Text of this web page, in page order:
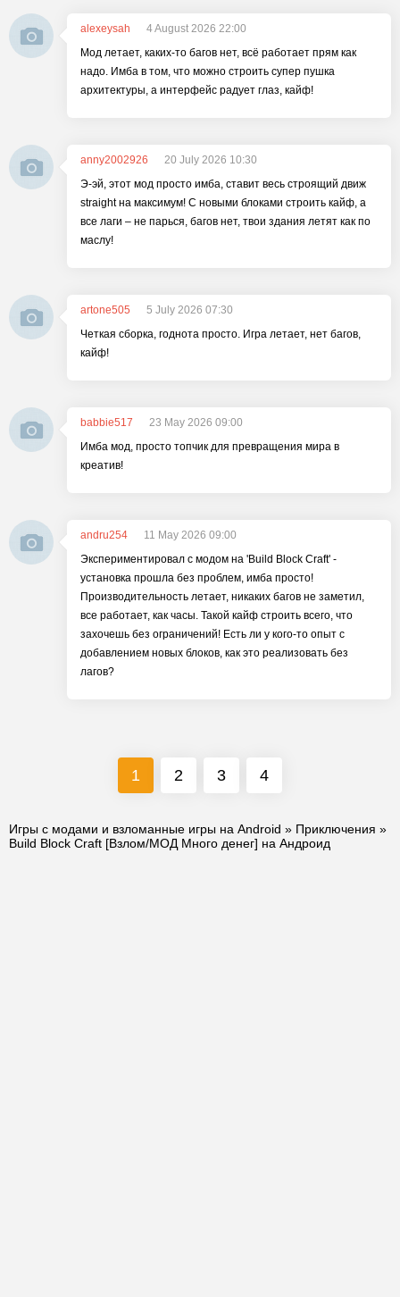
alexeysah
4 August 2026 22:00
Мод летает, каких-то багов нет, всё работает прям как
надо. Имба в том, что можно строить супер пушка
архитектуры, а интерфейс радует глаз, кайф!
anny2002926
20 July 2026 10:30
Э-эй, этот мод просто имба, ставит весь строящий движ
straight на максимум! С новыми блоками строить кайф, а
все лаги – не парься, багов нет, твои здания летят как по
маслу!
artone505
5 July 2026 07:30
Четкая сборка, годнота просто. Игра летает, нет багов,
кайф!
babbie517
23 May 2026 09:00
Имба мод, просто топчик для превращения мира в
креатив!
andru254
11 May 2026 09:00
Экспериментировал с модом на 'Build Block Craft' -
установка прошла без проблем, имба просто!
Производительность летает, никаких багов не заметил,
все работает, как часы. Такой кайф строить всего, что
захочешь без ограничений! Есть ли у кого-то опыт с
добавлением новых блоков, как это реализовать без
лагов?
1 2 3 4
Игры с модами и взломанные игры на Android » Приключения »
Build Block Craft [Взлом/МОД Много денег] на Андроид